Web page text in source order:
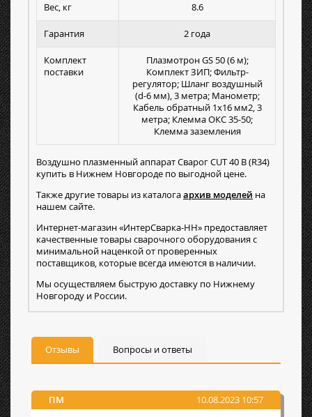
Вес, кг 8.6
Гарантия 2 года
Комплект
поставки
Плазмотрон GS 50 (6 м);
Комплект ЗИП; Фильтр-
регулятор; Шланг воздушный
(d-6 мм), 3 метра; Манометр;
Кабель обратный 1х16 мм2, 3
метра; Клемма ОКС 35-50;
Клемма заземления
Воздушно плазменный аппарат Сварог CUT 40 В (R34)
купить в Нижнем Новгороде по выгодной цене.
Также другие товары из каталогаархив моделей на
нашем сайте.
Интернет-магазин «ИнтерСварка-НН» предоставляет
качественные товары сварочного оборудования с
минимальной наценкой от проверенных
поставщиков, которые всегда имеются в наличии.
Мы осуществляем быструю доставку по Нижнему
Новгороду и России.
Отзывы Вопросы и ответы
ПМ 10.08.2023 10:57